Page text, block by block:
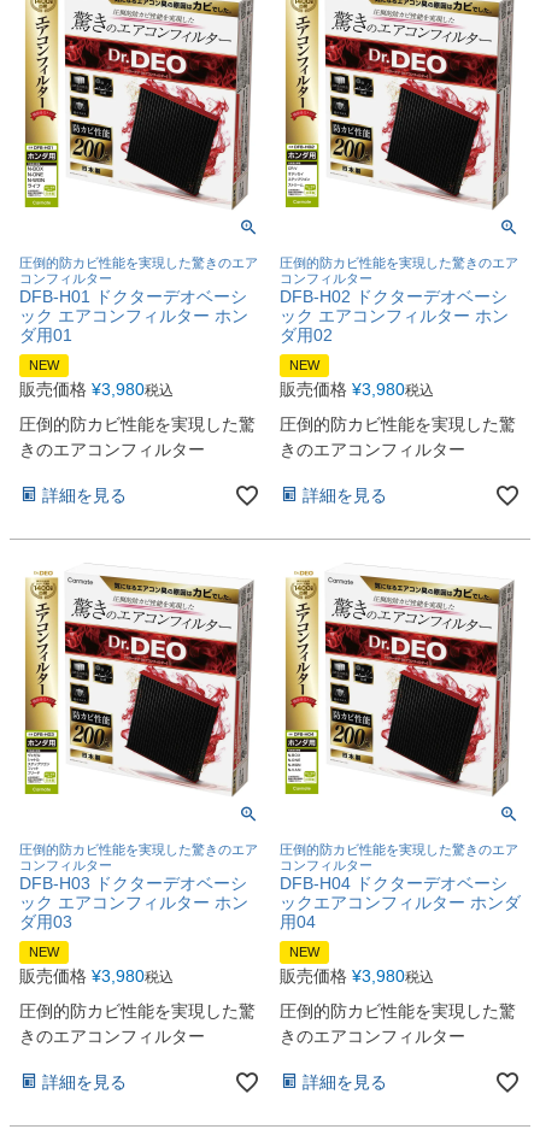
圧倒的防カビ性能を実現した驚きのエア
コンフィルター
DFB-H01 ドクターデオベーシ
ック エアコンフィルター ホン
ダ用01
NEW
販売価格 ¥3,980税込
圧倒的防カビ性能を実現した驚
きのエアコンフィルター
詳細を見る
圧倒的防カビ性能を実現した驚きのエア
コンフィルター
DFB-H02 ドクターデオベーシ
ック エアコンフィルター ホン
ダ用02
NEW
販売価格 ¥3,980税込
圧倒的防カビ性能を実現した驚
きのエアコンフィルター
詳細を見る
圧倒的防カビ性能を実現した驚きのエア
コンフィルター
DFB-H03 ドクターデオベーシ
ック エアコンフィルター ホン
ダ用03
NEW
販売価格 ¥3,980税込
圧倒的防カビ性能を実現した驚
きのエアコンフィルター
詳細を見る
圧倒的防カビ性能を実現した驚きのエア
コンフィルター
DFB-H04 ドクターデオベーシ
ックエアコンフィルター ホンダ
用04
NEW
販売価格 ¥3,980税込
圧倒的防カビ性能を実現した驚
きのエアコンフィルター
詳細を見る